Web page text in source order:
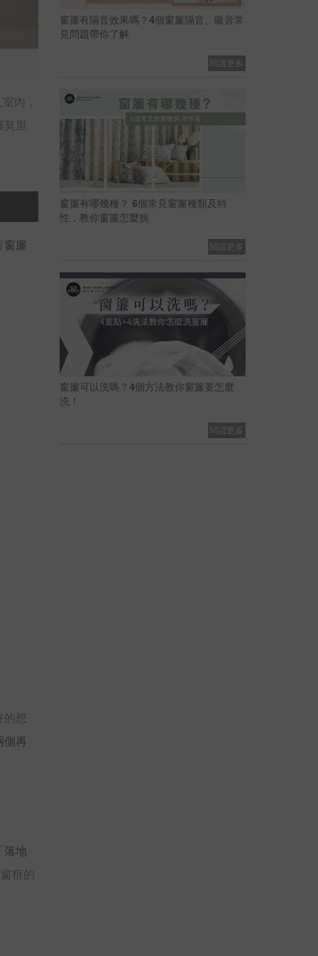
內，
里
窗簾
的想
側再
落地
框的
窗簾有隔音效果嗎？4個窗簾隔音、吸音常
見問題帶你了解
閱讀更多
窗簾有哪幾種？ 6個常見窗簾種類及特
性，教你窗簾怎麼挑
閱讀更多
窗簾可以洗嗎？4個方法教你窗簾要怎麼
洗！
閱讀更多